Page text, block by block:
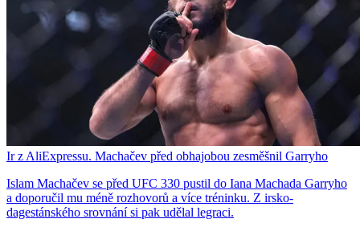
Ir z AliExpressu. Machačev před obhajobou zesměšnil Garryho
Islam Machačev se před UFC 330 pustil do Iana Machada Garryho
a doporučil mu méně rozhovorů a více tréninku. Z irsko-
dagestánského srovnání si pak udělal legraci.